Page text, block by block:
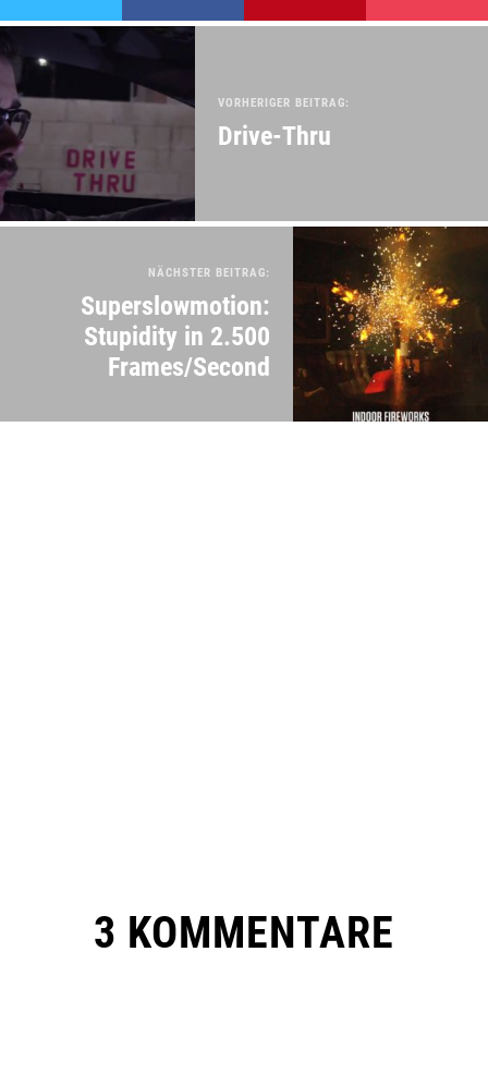
VORHERIGER BEITRAG:
Drive-Thru
NÄCHSTER BEITRAG:
Superslowmotion:
Stupidity in 2.500
Frames/Second
3 KOMMENTARE